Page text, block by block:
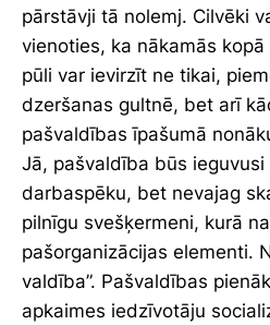
pārstāvji tā nolemj. Cilvēki
vienoties, ka nākamās
pūli var ievirzīt ne tikai,
dzeršanas gultnē, bet arī
pašvaldības īpašumā
Jā, pašvaldība būs
darbaspēku, bet nevajag
pilnīgu svešķermeni, kurā
pašorganizācijas elementi.
valdība”. Pašvaldības
apkaimes iedzīvotāju